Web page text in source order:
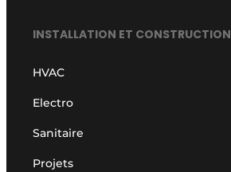
INSTALLATION ET CONSTRUCTION
HVAC
Electro
Sanitaire
Projets